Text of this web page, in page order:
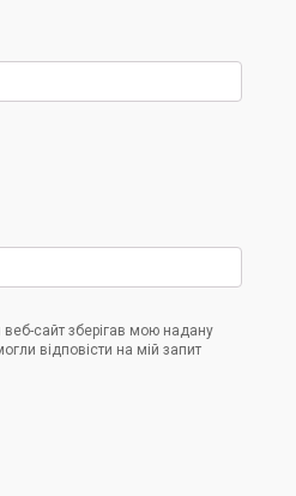
сайт зберігав мою надану
відповісти на мій запит